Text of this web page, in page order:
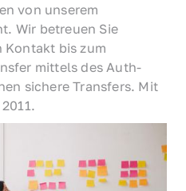
von unserem
Wir betreuen Sie
Kontakt bis zum
mittels des Auth-
sichere Transfers. Mit